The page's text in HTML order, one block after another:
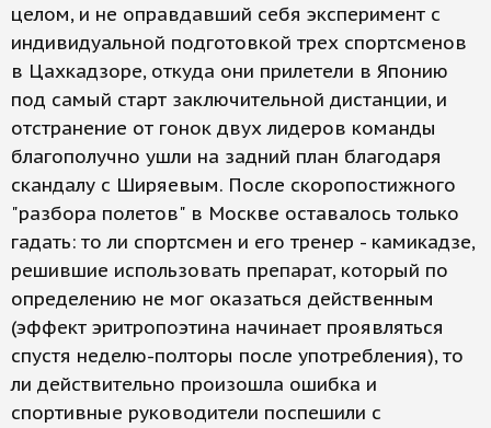
целом, и не оправдавший себя эксперимент с
индивидуальной подготовкой трех спортсменов
в Цахкадзоре, откуда они прилетели в Японию
под самый старт заключительной дистанции, и
отстранение от гонок двух лидеров команды
благополучно ушли на задний план благодаря
скандалу с Ширяевым. После скоропостижного
"разбора полетов" в Москве оставалось только
гадать: то ли спортсмен и его тренер - камикадзе,
решившие использовать препарат, который по
определению не мог оказаться действенным
(эффект эритропоэтина начинает проявляться
спустя неделю-полторы после употребления), то
ли действительно произошла ошибка и
спортивные руководители поспешили с